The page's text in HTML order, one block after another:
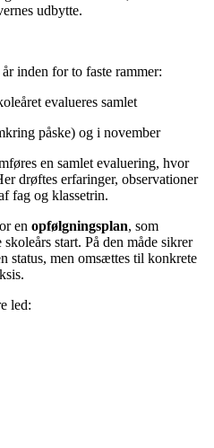
udbytte.
inden for to faste rammer:
evalueres samlet
påske) og i november
en samlet evaluering, hvor
drøftes erfaringer, observationer
fag og klassetrin.
en opfølgningsplan, som
start. På den måde sikrer
status, men omsættes til konkrete
led: